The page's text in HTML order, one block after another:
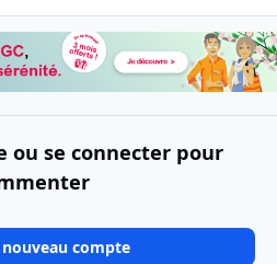
ou se connecter pour
compte